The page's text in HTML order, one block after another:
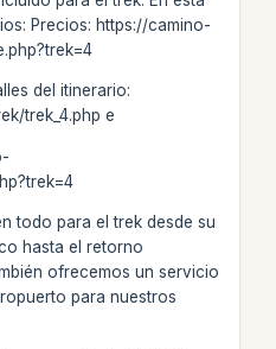
Precios: https://camino-
del itinerario:
trek_4.php e
todo para el trek desde su
hasta el retorno
ofrecemos un servicio
para nuestros